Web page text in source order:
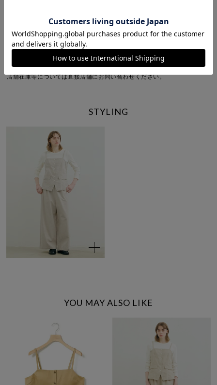
ポケット：なし(フロントはフェイクポケットです)
※商品画像は、光の当たり具合やパソコンなどの閲覧環境により、実際の
色味と異なって見える場合がございます。予めご了承ください。
※商品の色味の目安は、商品単体の画像をご参照ください。
こちらの商品 は MARcourt にてお取り扱いしております。
店舗在庫等については直接店舗にお問い合わせください。
STYLING
YOU MAY ALSO LIKE